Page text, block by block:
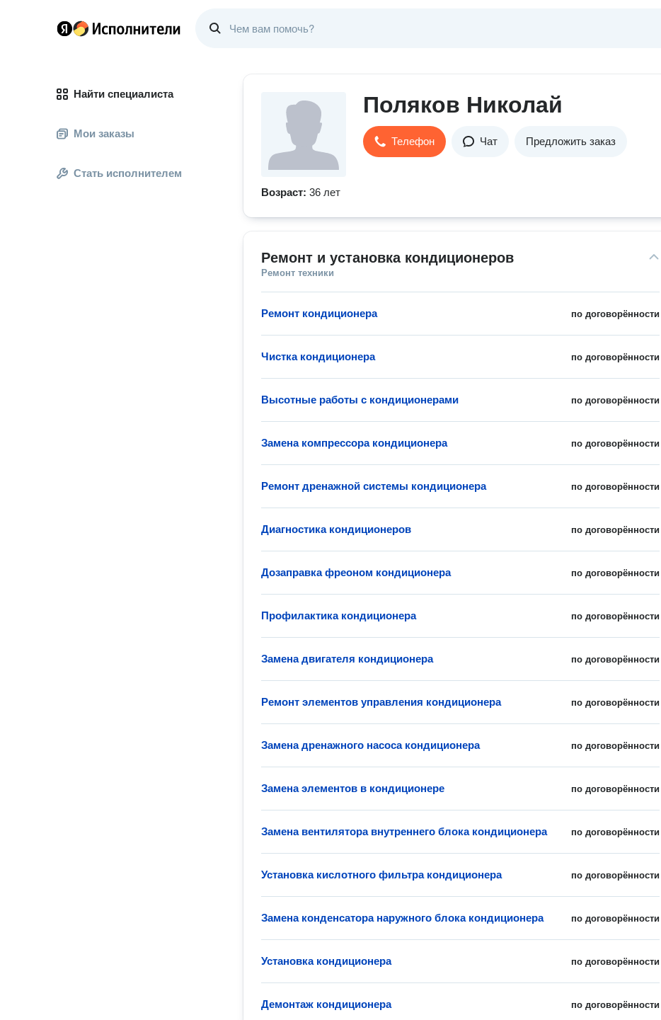
Найти специалиста
Мои заказы
Стать исполнителем
Поляков Николай
Телефон Чат Предложить заказ
Возраст: 36 лет
Ремонт и установка кондиционеров
Ремонт техники
по договорённости
Ремонт кондиционера
по договорённости
Чистка кондиционера
по договорённости
Высотные работы с кондиционерами
по договорённости
Замена компрессора кондиционера
по договорённости
Ремонт дренажной системы кондиционера
по договорённости
Диагностика кондиционеров
по договорённости
Дозаправка фреоном кондиционера
по договорённости
Профилактика кондиционера
по договорённости
Замена двигателя кондиционера
по договорённости
Ремонт элементов управления кондиционера
по договорённости
Замена дренажного насоса кондиционера
по договорённости
Замена элементов в кондиционере
по договорённости
Замена вентилятора внутреннего блока кондиционера
по договорённости
Установка кислотного фильтра кондиционера
по договорённости
Замена конденсатора наружного блока кондиционера
по договорённости
Установка кондиционера
по договорённости
Демонтаж кондиционера